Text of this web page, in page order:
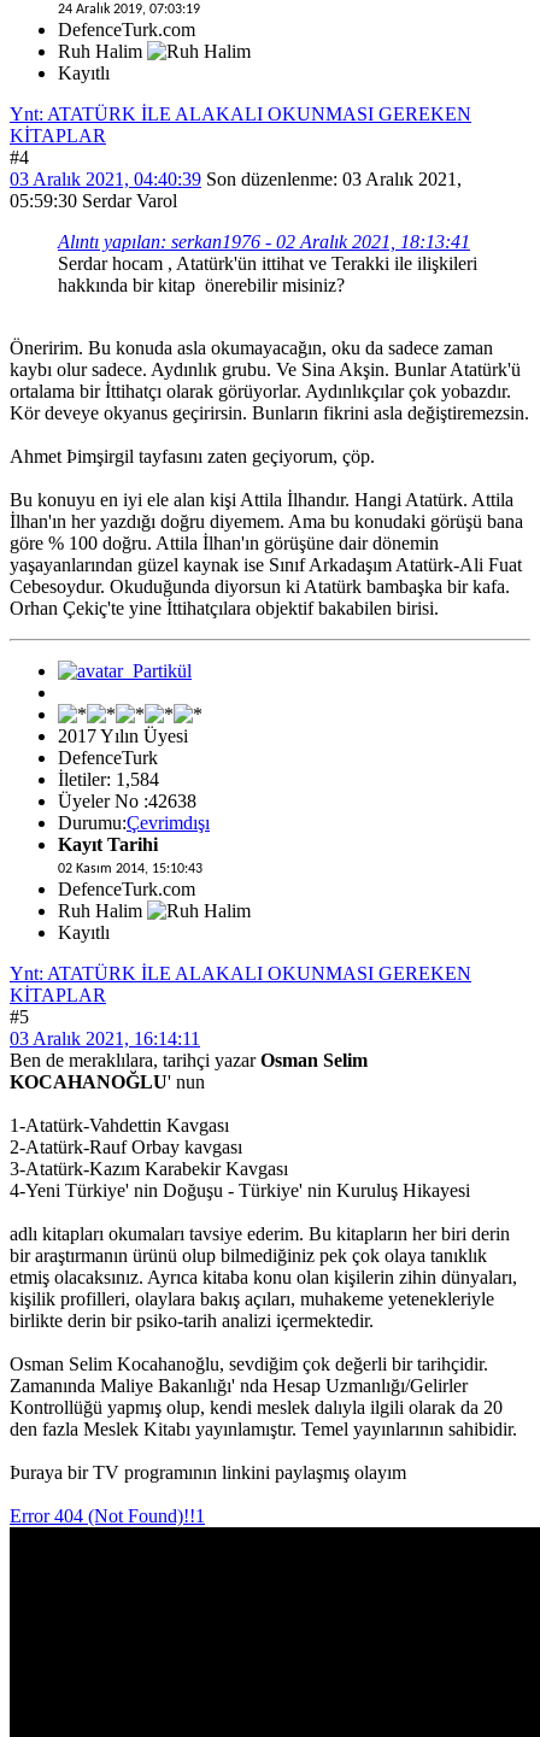
24 Aralık 2019, 07:03:19
DefenceTurk.com
Ruh Halim
Kayıtlı
Ynt: ATATÜRK İLE ALAKALI OKUNMASI GEREKEN
KİTAPLAR
#4
03 Aralık 2021, 04:40:39 Son düzenlenme: 03 Aralık 2021,
05:59:30 Serdar Varol
Alıntı yapılan: serkan1976 - 02 Aralık 2021, 18:13:41
Serdar hocam , Atatürk'ün ittihat ve Terakki ile ilişkileri
hakkında bir kitap önerebilir misiniz?
Öneririm. Bu konuda asla okumayacağın, oku da sadece zaman
kaybı olur sadece. Aydınlık grubu. Ve Sina Akşin. Bunlar Atatürk'ü
ortalama bir İttihatçı olarak görüyorlar. Aydınlıkçılar çok yobazdır.
Kör deveye okyanus geçirirsin. Bunların fikrini asla değiştiremezsin.
Ahmet Þimşirgil tayfasını zaten geçiyorum, çöp.
Bu konuyu en iyi ele alan kişi Attila İlhandır. Hangi Atatürk. Attila
İlhan'ın her yazdığı doğru diyemem. Ama bu konudaki görüşü bana
göre % 100 doğru. Attila İlhan'ın görüşüne dair dönemin
yaşayanlarından güzel kaynak ise Sınıf Arkadaşım Atatürk-Ali Fuat
Cebesoydur. Okuduğunda diyorsun ki Atatürk bambaşka bir kafa.
Orhan Çekiç'te yine İttihatçılara objektif bakabilen birisi.
2017 Yılın Üyesi
DefenceTurk
İletiler: 1,584
Üyeler No :42638
Durumu:Çevrimdışı
Kayıt Tarihi
02 Kasım 2014, 15:10:43
DefenceTurk.com
Ruh Halim
Kayıtlı
Ynt: ATATÜRK İLE ALAKALI OKUNMASI GEREKEN
KİTAPLAR
#5
03 Aralık 2021, 16:14:11
Ben de meraklılara, tarihçi yazarOsman Selim
KOCAHANOĞLU' nun
1-Atatürk-Vahdettin Kavgası
2-Atatürk-Rauf Orbay kavgası
3-Atatürk-Kazım Karabekir Kavgası
4-Yeni Türkiye' nin Doğuşu - Türkiye' nin Kuruluş Hikayesi
adlı kitapları okumaları tavsiye ederim. Bu kitapların her biri derin
bir araştırmanın ürünü olup bilmediğiniz pek çok olaya tanıklık
etmiş olacaksınız. Ayrıca kitaba konu olan kişilerin zihin dünyaları,
kişilik profilleri, olaylara bakış açıları, muhakeme yetenekleriyle
birlikte derin bir psiko-tarih analizi içermektedir.
Osman Selim Kocahanoğlu, sevdiğim çok değerli bir tarihçidir.
Zamanında Maliye Bakanlığı' nda Hesap Uzmanlığı/Gelirler
Kontrollüğü yapmış olup, kendi meslek dalıyla ilgili olarak da 20
den fazla Meslek Kitabı yayınlamıştır. Temel yayınlarının sahibidir.
Þuraya bir TV programının linkini paylaşmış olayım
Error 404 (Not Found)!!1